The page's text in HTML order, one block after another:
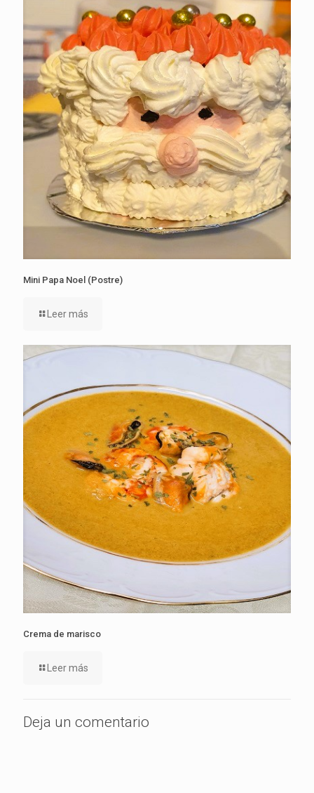
Mini Papa Noel (Postre)
Leer más
Crema de marisco
Leer más
Deja un comentario